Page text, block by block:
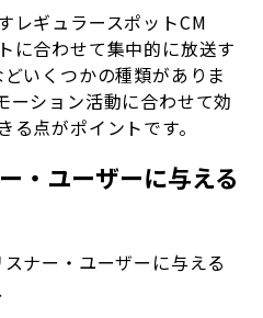
レギュラースポットCM
に合わせて集中的に放送す
いくつかの種類がありま
ーション活動に合わせて効
点がポイントです。
・ユーザーに与える
ナー・ユーザーに与える